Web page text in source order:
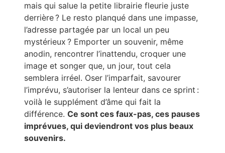
mais qui salue la petite librairie fleurie juste
derrière ? Le resto planqué dans une impasse,
l’adresse partagée par un local un peu
mystérieux ? Emporter un souvenir, même
anodin, rencontrer l’inattendu, croquer une
image et songer que, un jour, tout cela
semblera irréel. Oser l’imparfait, savourer
l’imprévu, s’autoriser la lenteur dans ce sprint :
voilà le supplément d’âme qui fait la
différence. Ce sont ces faux-pas, ces pauses
imprévues, qui deviendront vos plus beaux
souvenirs.